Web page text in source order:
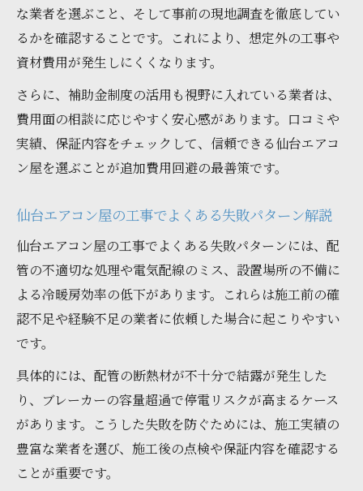
な業者を選ぶこと、そして事前の現地調査を徹底してい
るかを確認することです。これにより、想定外の工事や
資材費用が発生しにくくなります。
さらに、補助金制度の活用も視野に入れている業者は、
費用面の相談に応じやすく安心感があります。口コミや
実績、保証内容をチェックして、信頼できる仙台エアコ
ン屋を選ぶことが追加費用回避の最善策です。
仙台エアコン屋の工事でよくある失敗パターン解説
仙台エアコン屋の工事でよくある失敗パターンには、配
管の不適切な処理や電気配線のミス、設置場所の不備に
よる冷暖房効率の低下があります。これらは施工前の確
認不足や経験不足の業者に依頼した場合に起こりやすい
です。
具体的には、配管の断熱材が不十分で結露が発生した
り、ブレーカーの容量超過で停電リスクが高まるケース
があります。こうした失敗を防ぐためには、施工実績の
豊富な業者を選び、施工後の点検や保証内容を確認する
ことが重要です。